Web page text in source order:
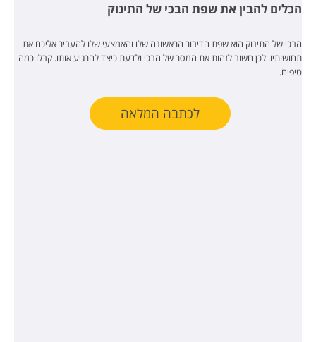
הכלים להבין את שפת הבכי של התינוק
הבכי של התינוק הוא שפת הדיבור הראשונה שלו והאמצעי שלו להעביר אליכם את
תחושותיו. לכן חשוב לזהות את המסר של הבכי ולדעת כיצד להרגיע אותו. קבלו כמה
טיפים.
לכתבה המלאה